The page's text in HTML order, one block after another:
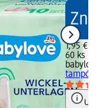
1,95 €
60 ks
babylove